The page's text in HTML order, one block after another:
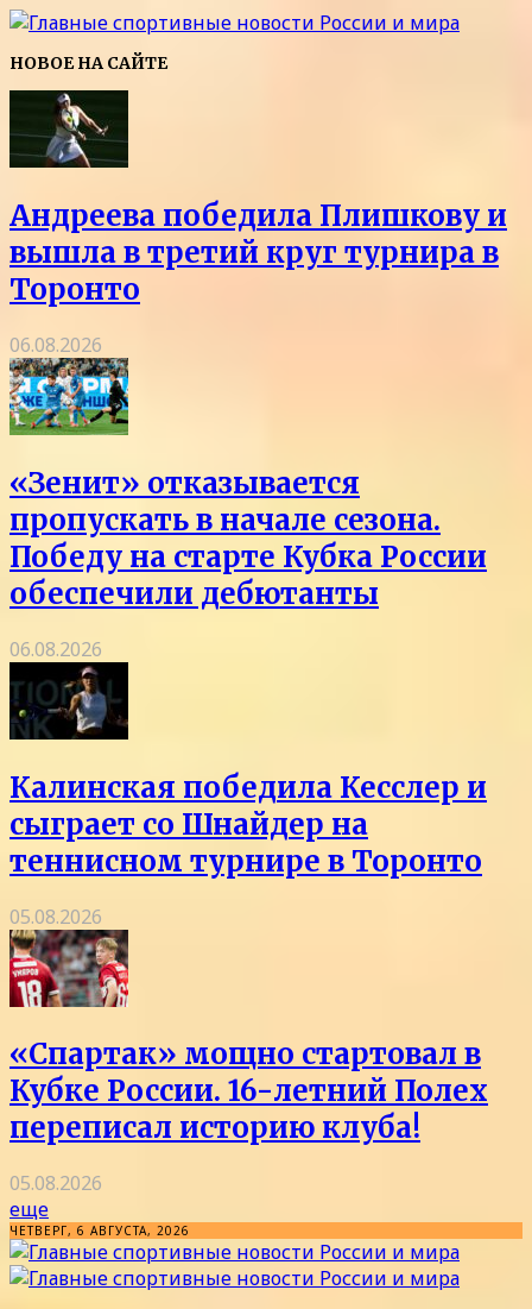
НОВОЕ НА САЙТЕ
Андреева победила Плишкову и
вышла в третий круг турнира в
Торонто
06.08.2026
«Зенит» отказывается
пропускать в начале сезона.
Победу на старте Кубка России
обеспечили дебютанты
06.08.2026
Калинская победила Кесслер и
сыграет со Шнайдер на
теннисном турнире в Торонто
05.08.2026
«Спартак» мощно стартовал в
Кубке России. 16-летний Полех
переписал историю клуба!
05.08.2026
еще
ЧЕТВЕРГ, 6 АВГУСТА, 2026